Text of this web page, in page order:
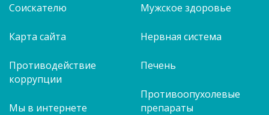
Соискателю
Карта сайта
Противодействие
коррупции
Мы в интернете
Мужское здоровье
Нервная система
Печень
Противоопухолевые
препараты